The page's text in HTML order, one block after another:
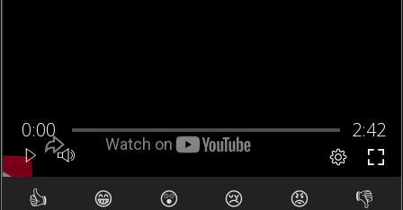
👍 😁 😲 😢 😡 👎